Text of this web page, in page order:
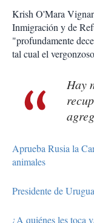
Krish O'Mara
Inmigración y de
"profundamente
tal cual el
Hay
Aprueba Rusia la
animales
Presidente de
¿A quiénes les toca